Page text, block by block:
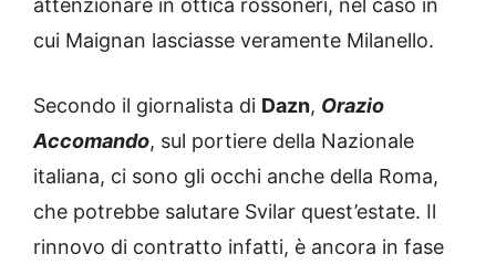
attenzionare in ottica rossoneri, nel caso in
cui Maignan lasciasse veramente Milanello.
Secondo il giornalista di Dazn, Orazio
Accomando, sul portiere della Nazionale
italiana, ci sono gli occhi anche della Roma,
che potrebbe salutare Svilar quest’estate. Il
rinnovo di contratto infatti, è ancora in fase